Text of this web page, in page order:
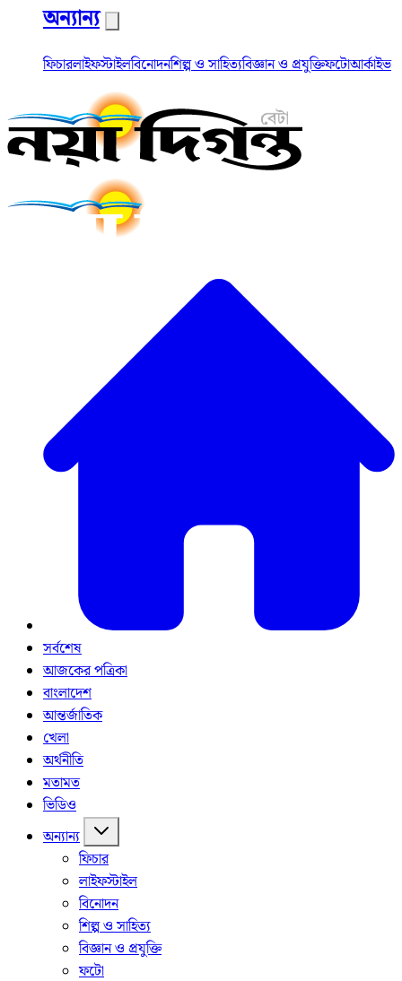
অন্যান্য
ফিচারলাইফস্টাইলবিনোদনশিল্প ও সাহিত্যবিজ্ঞান ও প্রযুক্তিফটোআর্কাইভ
সর্বশেষ
আজকের পত্রিকা
বাংলাদেশ
আন্তর্জাতিক
খেলা
অর্থনীতি
মতামত
ভিডিও
অন্যান্য
ফিচার
লাইফস্টাইল
বিনোদন
শিল্প ও সাহিত্য
বিজ্ঞান ও প্রযুক্তি
ফটো